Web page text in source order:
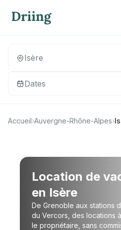
Dates
Accueil›Auvergne-Rhône-Alpes›
Location de
en Isère
De Grenoble aux stations
du Vercors, des locations
le propriétaire, sans